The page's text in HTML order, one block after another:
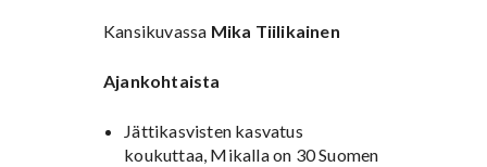
Kansikuvassa Mika Tiilikainen
Ajankohtaista
Jättikasvisten kasvatus
koukuttaa, Mikalla on 30 Suomen